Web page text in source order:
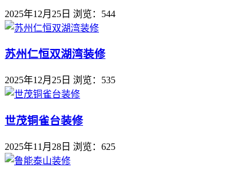
2025年12月25日 浏览：544
苏州仁恒双湖湾装修
2025年12月25日 浏览：535
世茂铜雀台装修
2025年11月28日 浏览：625